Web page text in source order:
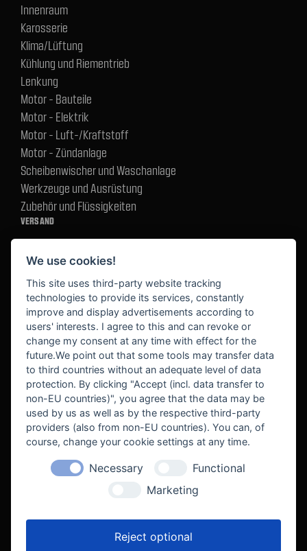
Innenraum
Karosserie
Klima/Lüftung
Kühlung und Riementrieb
Lenkung
Motor - Bauteile
Motor - Elektrik
Motor - Luft-/Kraftstoff
Motor - Zündanlage
Scheibenwischer und Waschanlage
Werkzeuge und Ausrüstung
Zubehör und Flüssigkeiten
VERSAND
BEKANNT AUS
We use cookies!
This site uses third-party website tracking
technologies to provide its services, constantly
improve and display advertisements according to
users' interests. I agree to this and can revoke or
change my consent at any time with effect for the
future.We point out that some tools may transfer data
to third countries without an adequate level of data
protection. By clicking "Accept (incl. data transfer to
non-EU countries)", you agree that the data may be
used by us as well as by the respective third-party
providers (also from non-EU countries). You can, of
course, change your cookie settings at any time.
Necessary
Functional
Marketing
Reject optional